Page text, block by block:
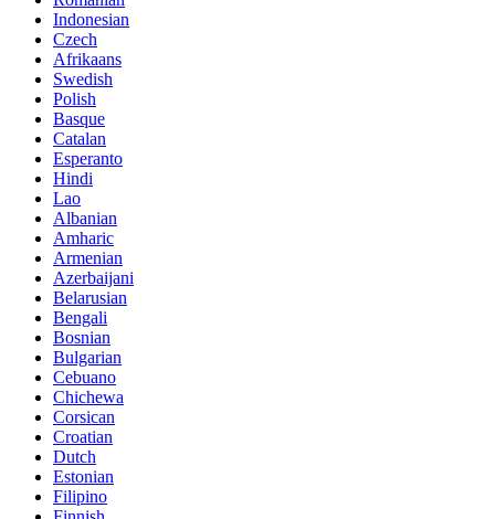
Indonesian
Czech
Afrikaans
Swedish
Polish
Basque
Catalan
Esperanto
Hindi
Lao
Albanian
Amharic
Armenian
Azerbaijani
Belarusian
Bengali
Bosnian
Bulgarian
Cebuano
Chichewa
Corsican
Croatian
Dutch
Estonian
Filipino